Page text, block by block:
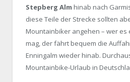
Stepberg Alm hinab nach
diese Teile der Strecke sollten
Mountainbiker angehen – wer es
mag, der fährt bequem die
Enningalm wieder hinab.
Mountainbike-Urlaub in